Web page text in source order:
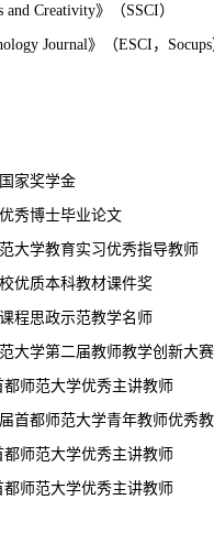
and Creativity》（SSCI）
Journal》 （ESCI ， Socups
家奖学金
秀博士毕业论文
大学教育实习优秀指导教师
优质本科教材课件奖
程思政示范教学名师
大学第二届教师教学创新大
都师范大学优秀主讲教师
首都师范大学青年教师优秀
都师范大学优秀主讲教师
都师范大学优秀主讲教师